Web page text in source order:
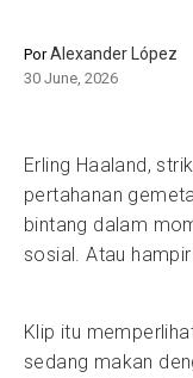
PorAlexander López
30 June, 2026
Erling Haaland,
pertahanan
bintang dalam
sosial. Atau hampir
Klip itu
sedang makan